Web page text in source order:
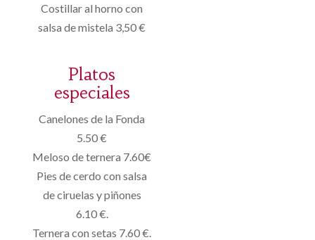
Costillar al horno con
salsa de mistela 3,50 €
Platos
especiales
Canelones de la Fonda
5.50 €
Meloso de ternera 7.60€
Pies de cerdo con salsa
de ciruelas y piñones
6.10 €.
Ternera con setas 7.60 €.